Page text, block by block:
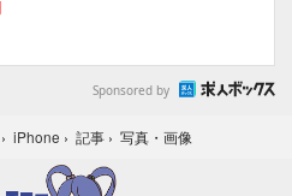
Sponsored by
› iPhone › 記事 › 写真・画像